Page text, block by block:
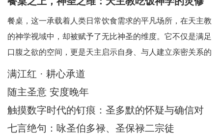
餐桌，这一承载着人类日常饮食需求的平凡场所，在天主教
的神学视域中，却被赋予了无比神圣的维度。它不仅是满足
口腹之欲的空间，更是天主启示自身、与人建立亲密关系的
神圣舞台。天主教吃饭神学中所蕴含的灵修智慧，引领我们
到其中深刻的属灵启迪。在人类日常生活中，
满江红 · 耕心承道
随主圣意 安度晚年
触摸数字时代的钉痕：圣多默的怀疑与确信对
AI时代的信仰启迪
七言绝句：咏圣伯多禄、圣保禄二宗徒